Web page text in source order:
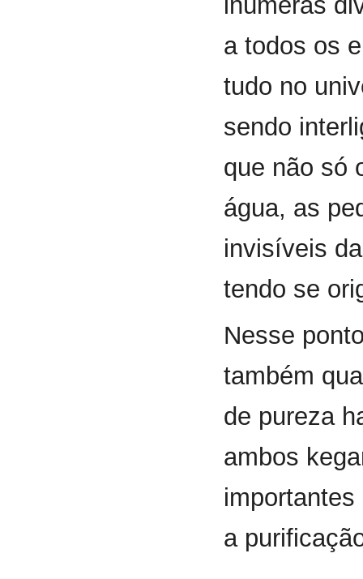
a todos os
tudo no
sendo
que não só
água, as
invisíveis
tendo se
Nesse
também
de pureza
ambos
a